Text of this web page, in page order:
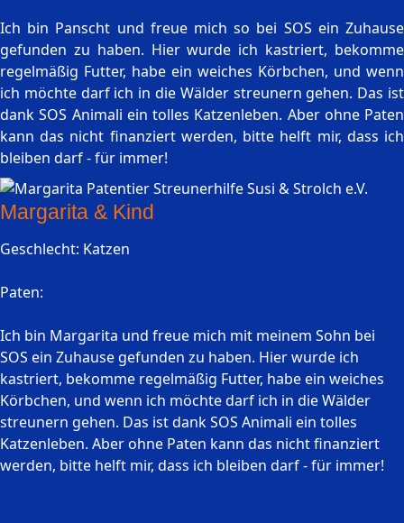
Ich bin Panscht und freue mich so bei SOS ein Zuhause
gefunden zu haben. Hier wurde ich kastriert, bekomme
regelmäßig Futter, habe ein weiches Körbchen, und wenn
ich möchte darf ich in die Wälder streunern gehen. Das ist
dank SOS Animali ein tolles Katzenleben. Aber ohne Paten
kann das nicht finanziert werden, bitte helft mir, dass ich
bleiben darf - für immer!
Margarita & Kind
Geschlecht: Katzen
Paten:
Ich bin Margarita und freue mich mit meinem Sohn bei
SOS ein Zuhause gefunden zu haben. Hier wurde ich
kastriert, bekomme regelmäßig Futter, habe ein weiches
Körbchen, und wenn ich möchte darf ich in die Wälder
streunern gehen. Das ist dank SOS Animali ein tolles
Katzenleben. Aber ohne Paten kann das nicht finanziert
werden, bitte helft mir, dass ich bleiben darf - für immer!